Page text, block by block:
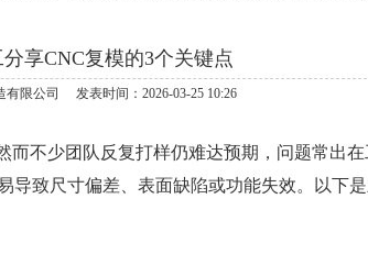
享CNC复模的3个关键点
限公司 发表时间：2026-03-25 10:26
少团队反复打样仍难达预期，问题常出在
导致尺寸偏差、表面缺陷或功能失效。以下